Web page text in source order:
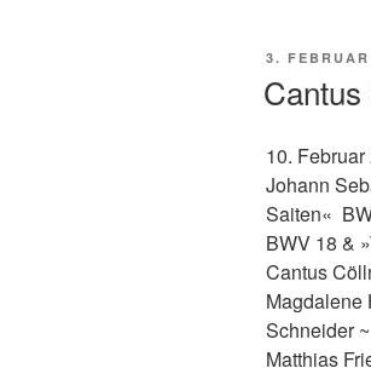
3.
10.
Johann
Saiten«
BWV 18 &
Cantus
Magdalene
Schneider~
Matthias